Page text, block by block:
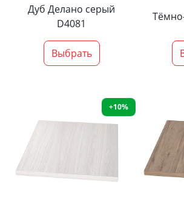
Дуб Делано серый
D4081
Выбрать
+10%